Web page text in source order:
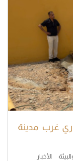
غرب مدينة
الأخبار